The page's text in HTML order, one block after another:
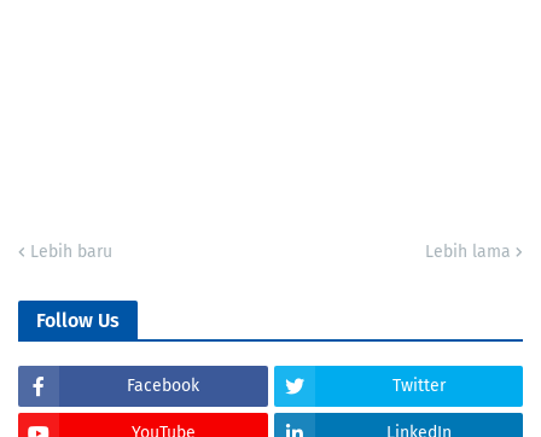
Lebih baru Lebih lama
Follow Us
Facebook Twitter